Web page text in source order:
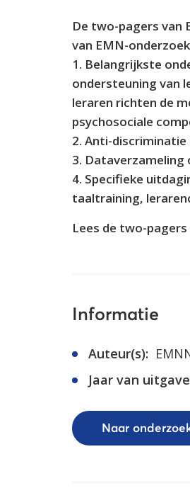
De two-pagers van
van EMN-
1. Belangrijkste
ondersteuning van
leraren richten de
psychosociale
2. Anti-
3.
4. Specifieke
taaltraining,
Lees de two-
Informatie
Auteur(s):
Jaar van
Naar